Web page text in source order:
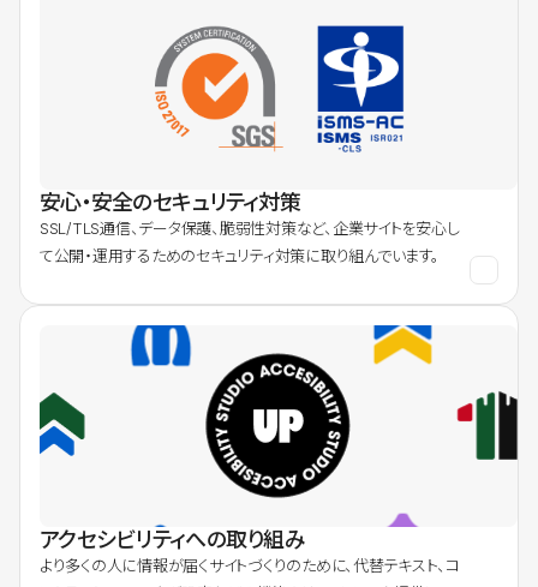
安心・安全のセキュリティ対策
SSL/TLS通信、データ保護、脆弱性対策など、企業サイトを安心し
て公開・運用するためのセキュリティ対策に取り組んでいます。
アクセシビリティへの取り組み
より多くの人に情報が届くサイトづくりのために、代替テキスト、コ